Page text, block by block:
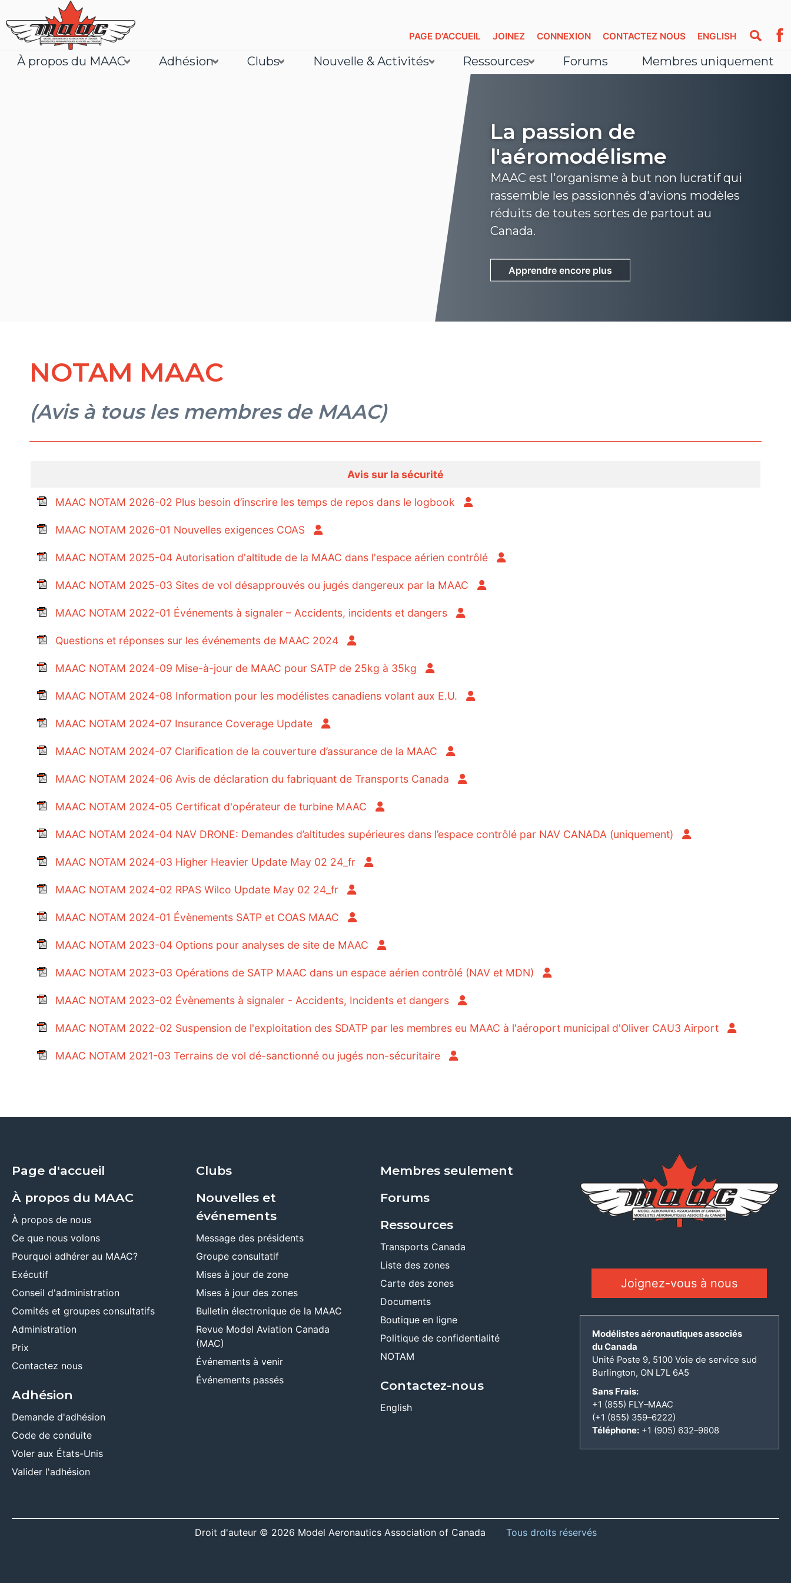
ENGLISH
CONTACTEZ NOUS
CONNEXION
JOINEZ
PAGE D'ACCUEIL
À propos du MAAC Adhésion Clubs Nouvelle & Activités Ressources Forums Membres uniquement
La passion de
l'aéromodélisme
MAAC est l'organisme à but non lucratif qui
rassemble les passionnés d'avions modèles
réduits de toutes sortes de partout au
Canada.
Apprendre encore plus
Apprendre encore plus
NOTAM MAAC
(Avis à tous les membres de MAAC)
Avis sur la sécurité
MAAC NOTAM 2026-02 Plus besoin d’inscrire les temps de repos dans le logbook
MAAC NOTAM 2026-01 Nouvelles exigences COAS
MAAC NOTAM 2025-04 Autorisation d'altitude de la MAAC dans l'espace aérien contrôlé
MAAC NOTAM 2025-03 Sites de vol désapprouvés ou jugés dangereux par la MAAC
MAAC NOTAM 2022-01 Événements à signaler – Accidents, incidents et dangers
Questions et réponses sur les événements de MAAC 2024
MAAC NOTAM 2024-09 Mise-à-jour de MAAC pour SATP de 25kg à 35kg
MAAC NOTAM 2024-08 Information pour les modélistes canadiens volant aux E.U.
MAAC NOTAM 2024-07 Insurance Coverage Update
MAAC NOTAM 2024-07 Clarification de la couverture d’assurance de la MAAC
MAAC NOTAM 2024-06 Avis de déclaration du fabriquant de Transports Canada
MAAC NOTAM 2024-05 Certificat d'opérateur de turbine MAAC
MAAC NOTAM 2024-04 NAV DRONE: Demandes d’altitudes supérieures dans l’espace contrôlé par NAV CANADA (uniquement)
MAAC NOTAM 2024-03 Higher Heavier Update May 02 24_fr
MAAC NOTAM 2024-02 RPAS Wilco Update May 02 24_fr
MAAC NOTAM 2024-01 Évènements SATP et COAS MAAC
MAAC NOTAM 2023-04 Options pour analyses de site de MAAC
MAAC NOTAM 2023-03 Opérations de SATP MAAC dans un espace aérien contrôlé (NAV et MDN)
MAAC NOTAM 2023-02 Évènements à signaler - Accidents, Incidents et dangers
MAAC NOTAM 2022-02 Suspension de l'exploitation des SDATP par les membres eu MAAC à l'aéroport municipal d'Oliver CAU3 Airport
MAAC NOTAM 2021-03 Terrains de vol dé-sanctionné ou jugés non-sécuritaire
Page d'accueil
À propos du MAAC
À propos de nous
Ce que nous volons
Pourquoi adhérer au MAAC?
Exécutif
Conseil d'administration
Comités et groupes consultatifs
Administration
Prix
Contactez nous
Adhésion
Demande d'adhésion
Code de conduite
Voler aux États-Unis
Valider l'adhésion
Clubs
Nouvelles et
événements
Message des présidents
Groupe consultatif
Mises à jour de zone
Mises à jour des zones
Bulletin électronique de la MAAC
Revue Model Aviation Canada
(MAC)
Événements à venir
Événements passés
Membres seulement
Forums
Ressources
Transports Canada
Liste des zones
Carte des zones
Documents
Boutique en ligne
Politique de confidentialité
NOTAM
Contactez-nous
English
Joignez-vous à nous
Modélistes aéronautiques associés
du Canada
Unité Poste 9, 5100 Voie de service sud
Burlington, ON L7L 6A5
Sans Frais:
+1 (855) FLY–MAAC
(+1 (855) 359–6222)
Téléphone:+1 (905) 632–9808
Droit d'auteur © 2026 Model Aeronautics Association of Canada Tous droits réservés